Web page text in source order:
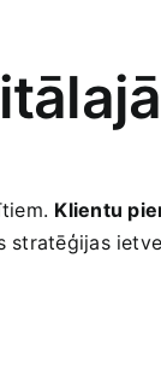
Klientu
stratēģijas